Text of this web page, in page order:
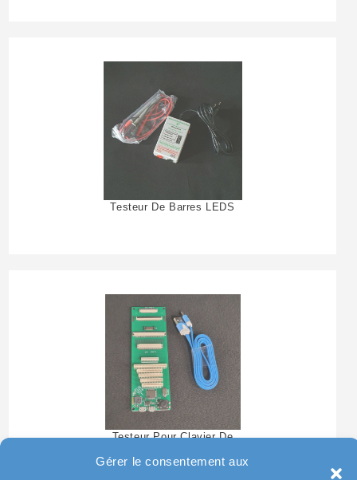
Gérer le consentement aux
Testeur De Barres LEDS
Testeur Pour Clavier De